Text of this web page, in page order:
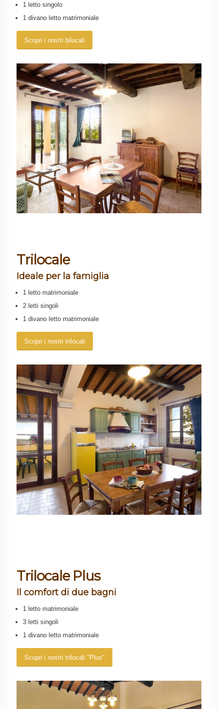
1 letto singolo
1 divano letto matrimoniale
Scopri i nostri bilocali
Trilocale
Ideale per la famiglia
1 letto matrimoniale
2 letti singoli
1 divano letto matrimoniale
Scopri i nostri trilocali
Trilocale Plus
Il comfort di due bagni
1 letto matrimoniale
3 letti singoli
1 divano letto matrimoniale
Scopri i nostri trilocali "Plus"